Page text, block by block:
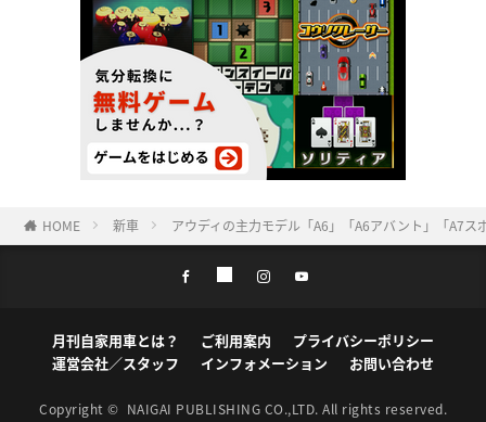
HOME 新車 アウディの主力モデル「A6」「A6アバント」「A7
月刊自家用車とは？ ご利用案内
プライバシーポリシー
運営会社／スタッフ
インフォメーション お問い合わせ
Copyright © NAIGAI PUBLISHING CO.,LTD. All rights reserved.